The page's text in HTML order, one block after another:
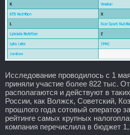
Исследование проводилось с 1
приняли участие более 822 тыс.
располагаются и действуют в
России, как Волжск, Советский,
прошлого года сотовый оператор
рейтинге самых крупных
компания перечислила в бюджет